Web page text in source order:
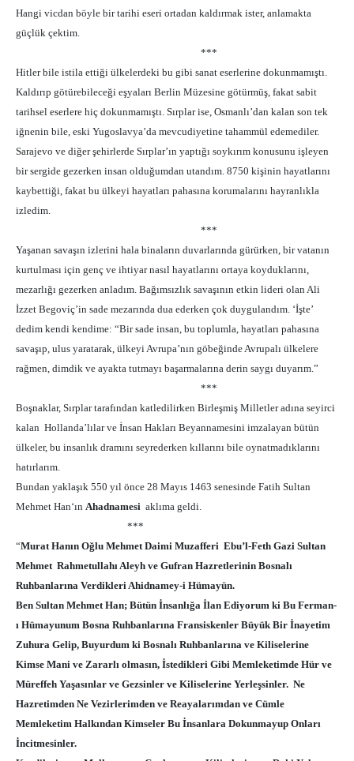
Hangi vicdan böyle bir tarihi eseri ortadan kaldırmak ister, anlamakta
güçlük çektim.
***
Hitler bile istila ettiği ülkelerdeki bu gibi sanat eserlerine dokunmamıştı.
Kaldırıp götürebileceği eşyaları Berlin Müzesine götürmüş, fakat sabit
tarihsel eserlere hiç dokunmamıştı. Sırplar ise, Osmanlı’dan kalan son tek
iğnenin bile, eski Yugoslavya’da mevcudiyetine tahammül edemediler.
Sarajevo ve diğerşehirlerde Sırplar’ın yaptığı soykırım konusunu işleyen
bir sergide gezerken insan olduğumdan utandım. 8750 kişinin hayatlarını
kaybettiği, fakat bu ülkeyi hayatları pahasına korumalarını hayranlıkla
izledim.
***
Yaşanan savaşın izlerini hala binaların duvarlarında gürürken, bir vatanın
kurtulması için genç ve ihtiyar nasıl hayatlarını ortaya koyduklarını,
mezarlığı gezerken anladım. Bağımsızlık savaşının etkin lideri olan Ali
İzzet Begoviç’in sade mezarında dua ederken çok duygulandım. ‘İşte’
dedim kendi kendime: “Bir sade insan, bu toplumla, hayatları pahasına
savaşıp, ulus yaratarak, ülkeyi Avrupa’nın göbeğinde Avrupalı ülkelere
rağmen, dimdik ve ayakta tutmayı başarmalarına derin saygı duyarım.”
***
Boşnaklar, Sırplar tarafından katledilirken Birleşmiş Milletler adına seyirci
kalan Hollanda’lılar ve İnsan Hakları Beyannamesini imzalayan bütün
ülkeler, bu insanlık dramını seyrederken kıllarını bile oynatmadıklarını
hatırlarım.
Bundan yaklaşık 550 yıl önce 28 Mayıs 1463 senesinde Fatih Sultan
Mehmet Han‘ın Ahadnamesi aklıma geldi.
***
“Murat Hanın Oğlu Mehmet Daimi Muzafferi Ebu’l-Feth Gazi Sultan
Mehmet Rahmetullahı Aleyh ve Gufran Hazretlerinin Bosnalı
Ruhbanlarına Verdikleri Ahidnamey-i Hümayün.
Ben Sultan Mehmet Han; Bütün İnsanlığa İlan Ediyorum ki Bu Ferman-
ı Hümayunum Bosna Ruhbanlarına Fransiskenler Büyük Bir İnayetim
Zuhura Gelip, Buyurdum ki Bosnalı Ruhbanlarına ve Kiliselerine
Kimse Mani ve Zararlı olmasın, İstedikleri Gibi Memleketimde Hür ve
Müreffeh Yaşasınlar ve Gezsinler ve Kiliselerine Yerleşsinler. Ne
Hazretimden Ne Vezirlerimden ve Reayalarımdan ve Cümle
Memleketim Halkından Kimseler Bu İnsanlara Dokunmayup Onları
İncitmesinler.